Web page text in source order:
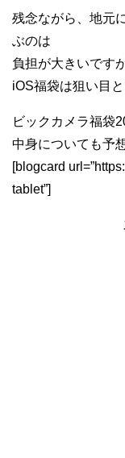
残念ながら、地元
ぶのは
負担が大きいです
iOS福袋は狙い目
ビックカメラ福袋
中身についても予
[blogcard
tablet”]